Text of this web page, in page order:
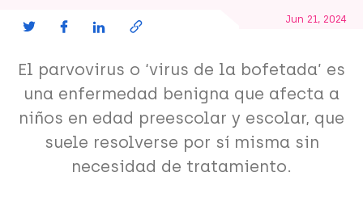
Jun 21, 2024
El parvovirus o ‘virus de la bofetada’ es
una enfermedad benigna que afecta a
niños en edad preescolar y escolar, que
suele resolverse por sí misma sin
necesidad de tratamiento.